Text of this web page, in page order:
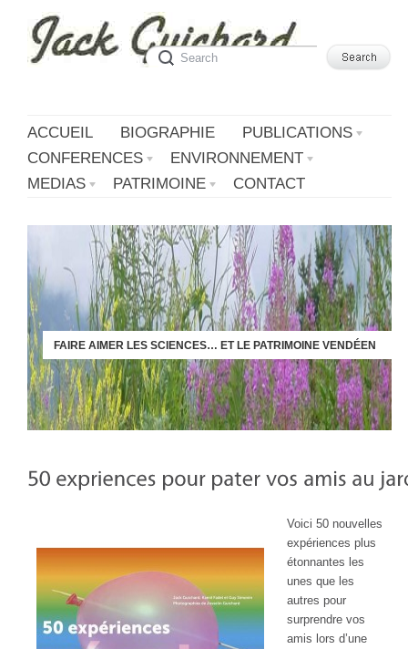
ACCUEIL BIOGRAPHIE
PUBLICATIONS
CONFERENCES
ENVIRONNEMENT
MEDIAS
PATRIMOINE CONTACT
FAIRE AIMER LES SCIENCES… ET LE PATRIMOINE VENDÉEN
Voici 50 nouvelles
expériences plus
étonnantes les
unes que les
autres pour
surprendre vos
amis lors d’une